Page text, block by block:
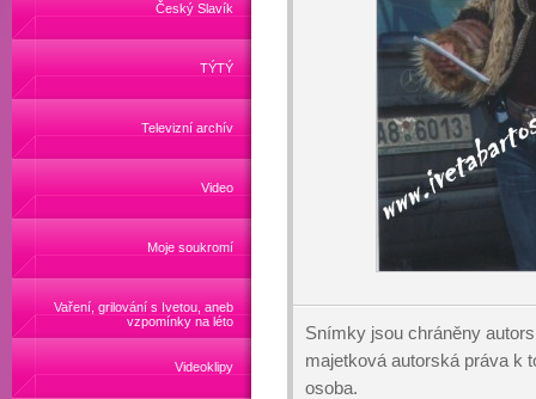
Český Slavík
TÝTÝ
Televizní archív
Video
Moje soukromí
Vaření, grilování s Ivetou, aneb
vzpomínky na léto
Videoklipy
Snímky jsou chráněny
majetková autorská práva k
osoba.